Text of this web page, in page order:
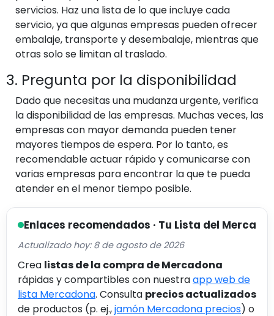
servicios. Haz una lista de lo que incluye cada
servicio, ya que algunas empresas pueden ofrecer
embalaje, transporte y desembalaje, mientras que
otras solo se limitan al traslado.
3. Pregunta por la disponibilidad
Dado que necesitas una mudanza urgente, verifica
la disponibilidad de las empresas. Muchas veces, las
empresas con mayor demanda pueden tener
mayores tiempos de espera. Por lo tanto, es
recomendable actuar rápido y comunicarse con
varias empresas para encontrar la que te pueda
atender en el menor tiempo posible.
Enlaces recomendados · Tu Lista del Merca
Actualizado hoy: 8 de agosto de 2026
Crea listas de la compra de Mercadona
rápidas y compartibles con nuestraapp web de
lista Mercadona. Consulta precios actualizados
de productos (p. ej.,jamón Mercadona precios) o